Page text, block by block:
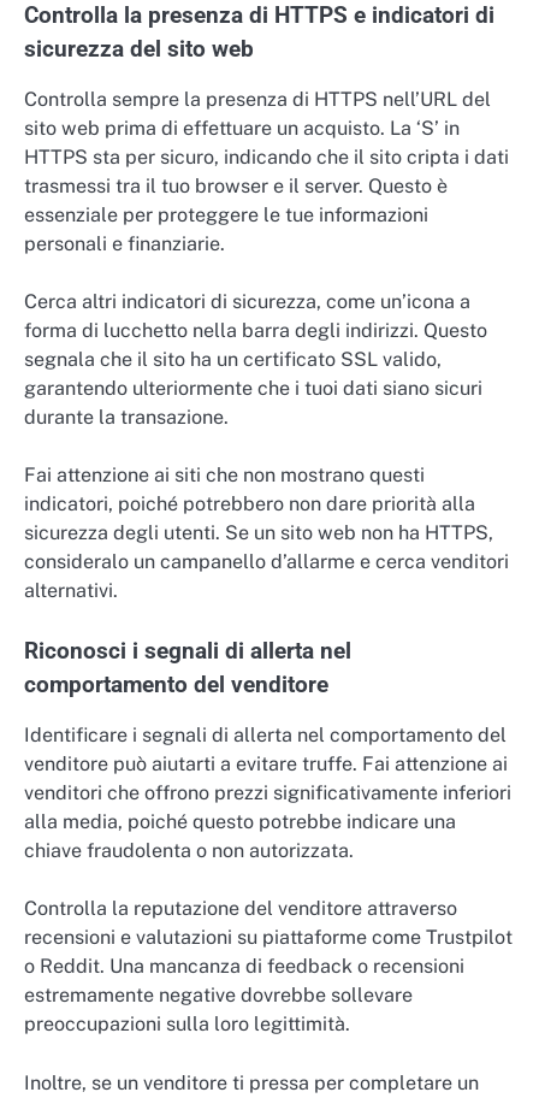
Controlla la presenza di HTTPS e indicatori di
sicurezza del sito web
Controlla sempre la presenza di HTTPS nell’URL del
sito web prima di effettuare un acquisto. La ‘S’ in
HTTPS sta per sicuro, indicando che il sito cripta i dati
trasmessi tra il tuo browser e il server. Questo è
essenziale per proteggere le tue informazioni
personali e finanziarie.
Cerca altri indicatori di sicurezza, come un’icona a
forma di lucchetto nella barra degli indirizzi. Questo
segnala che il sito ha un certificato SSL valido,
garantendo ulteriormente che i tuoi dati siano sicuri
durante la transazione.
Fai attenzione ai siti che non mostrano questi
indicatori, poiché potrebbero non dare priorità alla
sicurezza degli utenti. Se un sito web non ha HTTPS,
consideralo un campanello d’allarme e cerca venditori
alternativi.
Riconosci i segnali di allerta nel
comportamento del venditore
Identificare i segnali di allerta nel comportamento del
venditore può aiutarti a evitare truffe. Fai attenzione ai
venditori che offrono prezzi significativamente inferiori
alla media, poiché questo potrebbe indicare una
chiave fraudolenta o non autorizzata.
Controlla la reputazione del venditore attraverso
recensioni e valutazioni su piattaforme come Trustpilot
o Reddit. Una mancanza di feedback o recensioni
estremamente negative dovrebbe sollevare
preoccupazioni sulla loro legittimità.
Inoltre, se un venditore ti pressa per completare un